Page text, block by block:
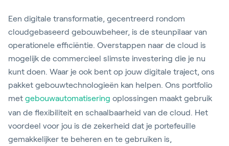
Een digitale transformatie, gecentreerd rondom
cloudgebaseerd gebouwbeheer, is de steunpilaar van
operationele efficiëntie. Overstappen naar de cloud is
mogelijk de commercieel slimste investering die je nu
kunt doen. Waar je ook bent op jouw digitale traject, ons
pakket gebouwtechnologieën kan helpen. Ons portfolio
met gebouwautomatisering oplossingen maakt gebruik
van de flexibiliteit en schaalbaarheid van de cloud. Het
voordeel voor jou is de zekerheid dat je portefeuille
gemakkelijker te beheren en te gebruiken is,